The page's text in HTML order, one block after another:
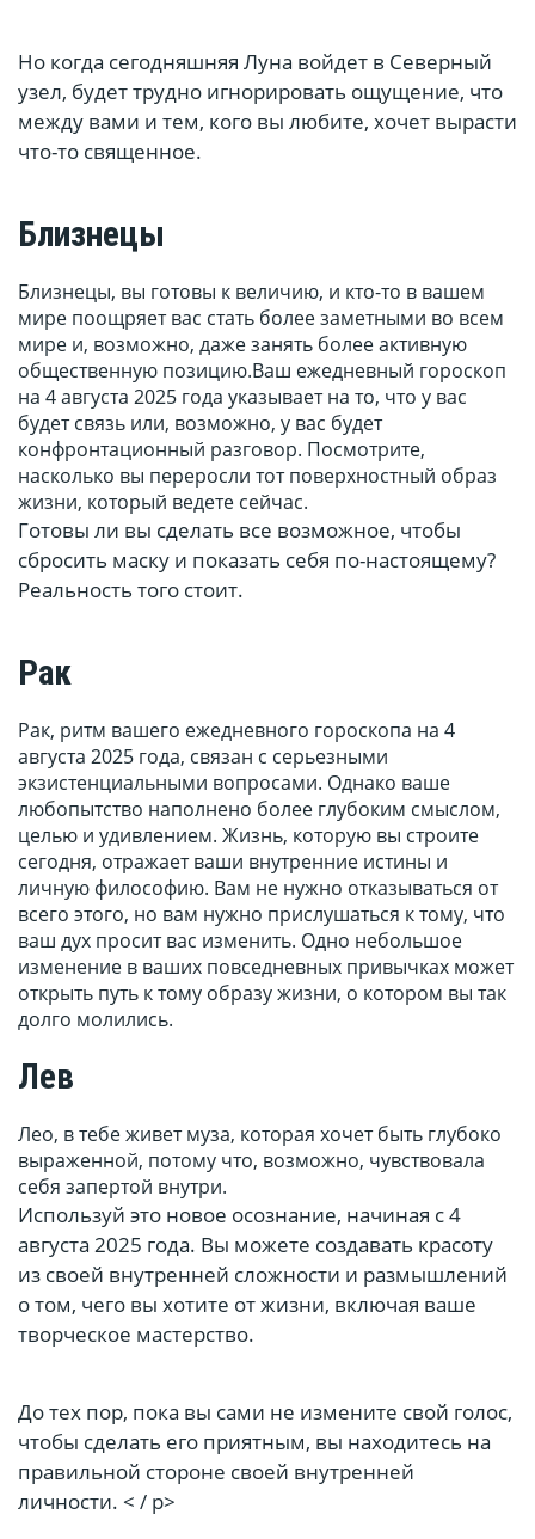
Но когда сегодняшняя Луна войдет в Северный
узел, будет трудно игнорировать ощущение, что
между вами и тем, кого вы любите, хочет вырасти
что-то священное.
Близнецы
Близнецы, вы готовы к величию, и кто-то в вашем
мире поощряет вас стать более заметными во всем
мире и, возможно, даже занять более активную
общественную позицию.Ваш ежедневный гороскоп
на 4 августа 2025 года указывает на то, что у вас
будет связь или, возможно, у вас будет
конфронтационный разговор. Посмотрите,
насколько вы переросли тот поверхностный образ
жизни, который ведете сейчас.
Готовы ли вы сделать все возможное, чтобы
сбросить маску и показать себя по-настоящему?
Реальность того стоит.
Рак
Рак, ритм вашего ежедневного гороскопа на 4
августа 2025 года, связан с серьезными
экзистенциальными вопросами. Однако ваше
любопытство наполнено более глубоким смыслом,
целью и удивлением. Жизнь, которую вы строите
сегодня, отражает ваши внутренние истины и
личную философию. Вам не нужно отказываться от
всего этого, но вам нужно прислушаться к тому, что
ваш дух просит вас изменить. Одно небольшое
изменение в ваших повседневных привычках может
открыть путь к тому образу жизни, о котором вы так
долго молились.
Лев
Лео, в тебе живет муза, которая хочет быть глубоко
выраженной, потому что, возможно, чувствовала
себя запертой внутри.
Используй это новое осознание, начиная с 4
августа 2025 года. Вы можете создавать красоту
из своей внутренней сложности и размышлений
о том, чего вы хотите от жизни, включая ваше
творческое мастерство.
До тех пор, пока вы сами не измените свой голос,
чтобы сделать его приятным, вы находитесь на
правильной стороне своей внутренней
личности. < / p>